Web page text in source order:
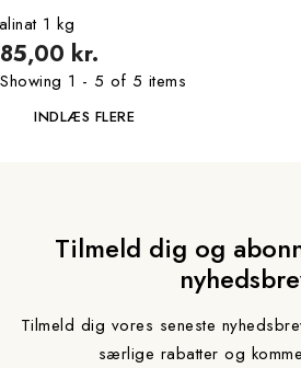
1 kg
kr.
Showing 1 - 5 of 5 items
INDLÆS FLERE
Tilmeld dig og
Tilmeld dig vores seneste
særlige rabatter og